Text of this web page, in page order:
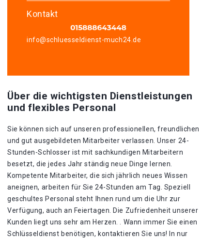
Kontakt
info@schluesseldienst-much24.de
Über die wichtigsten Dienstleistungen
und flexibles Personal
Sie können sich auf unseren professionellen, freundlichen
und gut ausgebildeten Mitarbeiter verlassen. Unser 24-
Stunden-Schlosser ist mit sachkundigen Mitarbeitern
besetzt, die jedes Jahr ständig neue Dinge lernen.
Kompetente Mitarbeiter, die sich jährlich neues Wissen
aneignen, arbeiten für Sie 24-Stunden am Tag. Speziell
geschultes Personal steht Ihnen rund um die Uhr zur
Verfügung, auch an Feiertagen. Die Zufriedenheit unserer
Kunden liegt uns sehr am Herzen. . Wann immer Sie einen
Schlüsseldienst benötigen, kontaktieren Sie uns! In nur